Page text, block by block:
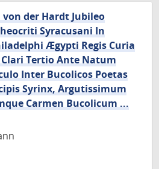
der Hardt Jubileo
Syracusani In
Ægypti Regis Curia
Tertio Ante Natum
Inter Bucolicos Poetas
Syrinx, Argutissimum
Carmen Bucolicum ...